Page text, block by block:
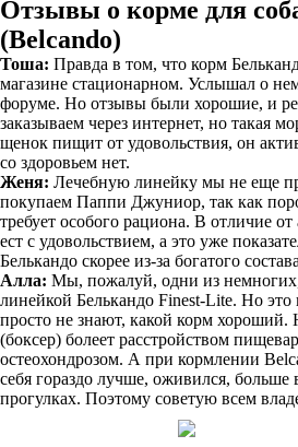
Отзывы о корме для
(Belcando)
Тоша: Правда в том, что корм
магазине стационарном. Услышал о
форуме. Но отзывы были хорошие, и
заказываем через интернет, но такая
щенок пищит от удовольствия, он
со здоровьем нет.
Женя: Лечебную линейку мы не еще
покупаем Паппи Джуниор, так как
требует особого рациона. В отличие
ест с удовольствием, а это уже
Белькандо скорее из-за богатого
Алла: Мы, пожалуй, одни из
линейкой Белькандо Finest-Lite. Но это
просто не знают, какой корм
(боксер) болеет расстройством
остеохондрозом. А при кормлении
себя гораздо лучше, оживился, больше
прогулках. Поэтому советую всем